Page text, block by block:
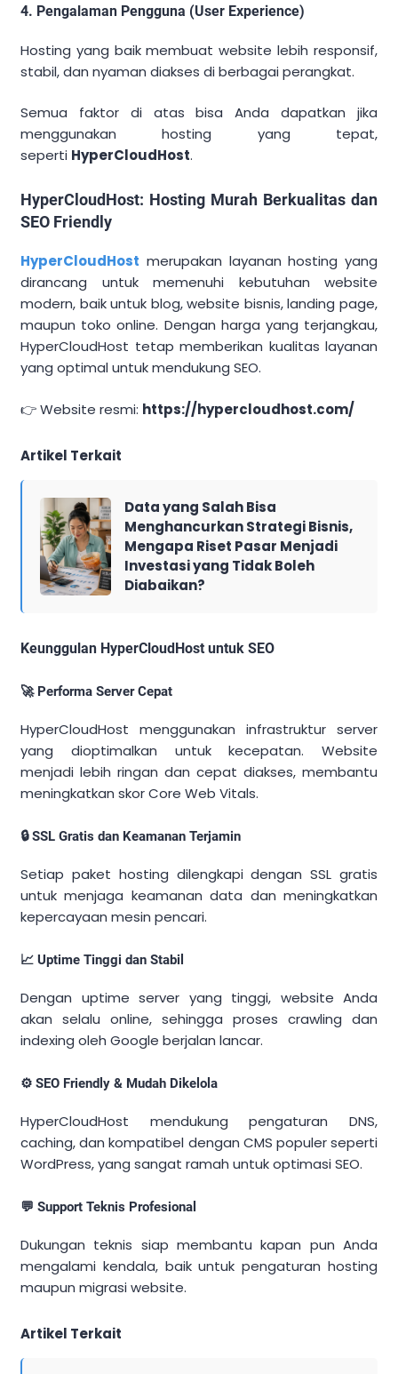
4. Pengalaman Pengguna (User Experience)
Hosting yang baik membuat website lebih responsif,
stabil, dan nyaman diakses di berbagai perangkat.
Semua faktor di atas bisa Anda dapatkan jika
menggunakan hosting yang tepat,
seperti HyperCloudHost.
HyperCloudHost: Hosting Murah Berkualitas dan
SEO Friendly
HyperCloudHost merupakan layanan hosting yang
dirancang untuk memenuhi kebutuhan website
modern, baik untuk blog, website bisnis, landing page,
maupun toko online. Dengan harga yang terjangkau,
HyperCloudHost tetap memberikan kualitas layanan
yang optimal untuk mendukung SEO.
👉 Website resmi: https://hypercloudhost.com/
Artikel Terkait
Data yang Salah Bisa
Menghancurkan Strategi Bisnis,
Mengapa Riset Pasar Menjadi
Investasi yang Tidak Boleh
Diabaikan?
Keunggulan HyperCloudHost untuk SEO
🚀 Performa Server Cepat
HyperCloudHost menggunakan infrastruktur server
yang dioptimalkan untuk kecepatan. Website
menjadi lebih ringan dan cepat diakses, membantu
meningkatkan skor Core Web Vitals.
🔒 SSL Gratis dan Keamanan Terjamin
Setiap paket hosting dilengkapi dengan SSL gratis
untuk menjaga keamanan data dan meningkatkan
kepercayaan mesin pencari.
📈 Uptime Tinggi dan Stabil
Dengan uptime server yang tinggi, website Anda
akan selalu online, sehingga proses crawling dan
indexing oleh Google berjalan lancar.
⚙️ SEO Friendly & Mudah Dikelola
HyperCloudHost mendukung pengaturan DNS,
caching, dan kompatibel dengan CMS populer seperti
WordPress, yang sangat ramah untuk optimasi SEO.
💬 Support Teknis Profesional
Dukungan teknis siap membantu kapan pun Anda
mengalami kendala, baik untuk pengaturan hosting
maupun migrasi website.
Artikel Terkait